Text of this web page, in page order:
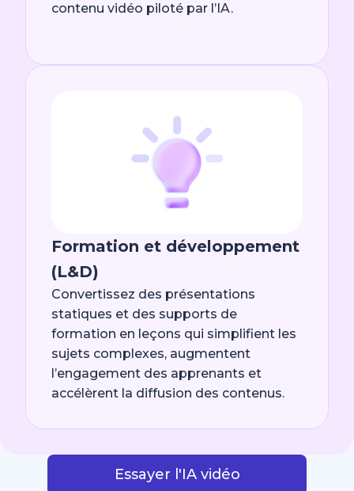
contenu vidéo piloté par l’IA.
Formation et développement
(L&D)
Convertissez des présentations
statiques et des supports de
formation en leçons qui simplifient les
sujets complexes, augmentent
l’engagement des apprenants et
accélèrent la diffusion des contenus.
Essayer l'IA vidéo